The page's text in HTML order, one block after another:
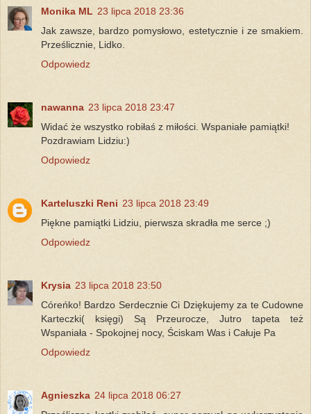
Monika ML 23 lipca 2018 23:36
Jak zawsze, bardzo pomysłowo, estetycznie i ze smakiem.
Prześlicznie, Lidko.
Odpowiedz
nawanna 23 lipca 2018 23:47
Widać że wszystko robiłaś z miłości. Wspaniałe pamiątki!
Pozdrawiam Lidziu:)
Odpowiedz
Karteluszki Reni 23 lipca 2018 23:49
Piękne pamiątki Lidziu, pierwsza skradła me serce ;)
Odpowiedz
Krysia 23 lipca 2018 23:50
Córeńko! Bardzo Serdecznie Ci Dziękujemy za te Cudowne
Karteczki( księgi) Są Przeurocze, Jutro tapeta też
Wspaniała - Spokojnej nocy, Ściskam Was i Całuje Pa
Odpowiedz
Agnieszka 24 lipca 2018 06:27